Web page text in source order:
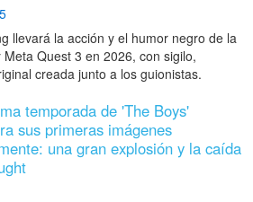
llevará la acción y el humor negro de la
Quest 3 en 2026, con sigilo,
creada junto a los guionistas.
temporada de 'The Boys'
sus primeras imágenes
una gran explosión y la caída